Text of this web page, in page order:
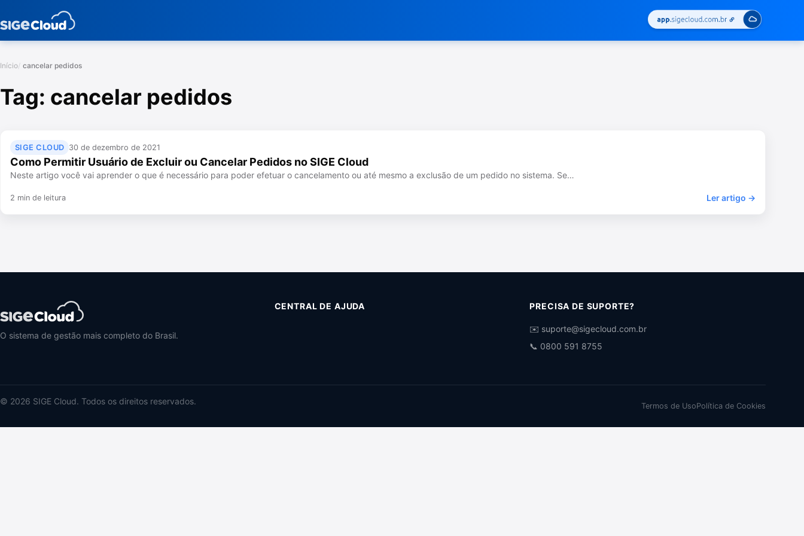
Início cancelar pedidos
Tag: cancelar pedidos
SIGE CLOUD 30 de dezembro de 2021
Como Permitir Usuário de Excluir ou Cancelar Pedidos no SIGE Cloud
Neste artigo você vai aprender o que é necessário para poder efetuar o cancelamento ou até mesmo a exclusão de um pedido no sistema. Se…
2 min de leitura Ler artigo →
O sistema de gestão mais completo do Brasil.
CENTRAL DE AJUDA PRECISA DE SUPORTE?
✉️ suporte@sigecloud.com.br
📞 0800 591 8755
© 2026 SIGE Cloud. Todos os direitos reservados. Termos de UsoPolítica de Cookies